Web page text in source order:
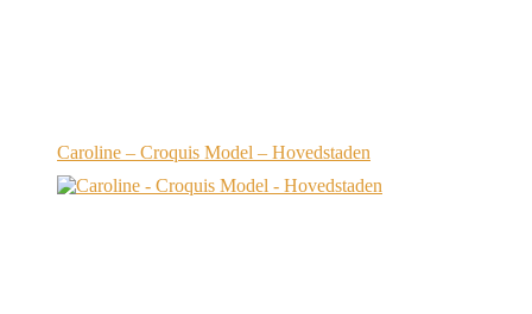
Caroline – Croquis Model – Hovedstaden